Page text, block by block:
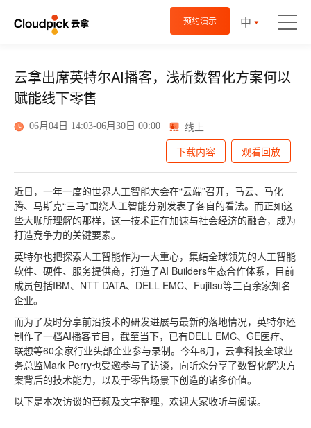
预约演示 中
云拿出席英特尔AI播客，浅析数智化方案何以
赋能线下零售
06月04日 14:03-06月30日 00:00
线上
下载内容
观看回放
近日，一年一度的世界人工智能大会在“云端”召开，马云、马化
腾、马斯克“三马”围绕人工智能分别发表了各自的看法。而正如这
些大咖所理解的那样，这一技术正在加速与社会经济的融合，成为
打造竞争力的关键要素。
英特尔也把探索人工智能作为一大重心，集结全球领先的人工智能
软件、硬件、服务提供商，打造了AI Builders生态合作体系，目前
成员包括IBM、NTT DATA、DELL EMC、Fujitsu等三百余家知名
企业。
而为了及时分享前沿技术的研发进展与最新的落地情况，英特尔还
制作了一档AI播客节目，截至当下，已有DELL EMC、GE医疗、
联想等60余家行业头部企业参与录制。今年6月，云拿科技全球业
务总监Mark Perry也受邀参与了访谈，向听众分享了数智化解决方
案背后的技术能力，以及于零售场景下创造的诸多价值。
以下是本次访谈的音频及文字整理，欢迎大家收听与阅读。